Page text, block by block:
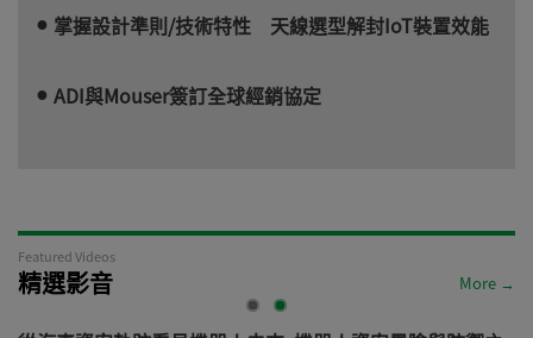
掌握設計準則/技術特性 天線選型解封IoT裝置效能
ADI與Mouser簽訂全球經銷協定
Featured Videos
精選影音 More →